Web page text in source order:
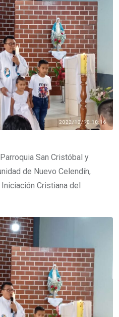
San Cristóbal y
de Nuevo Celendín,
Cristiana del